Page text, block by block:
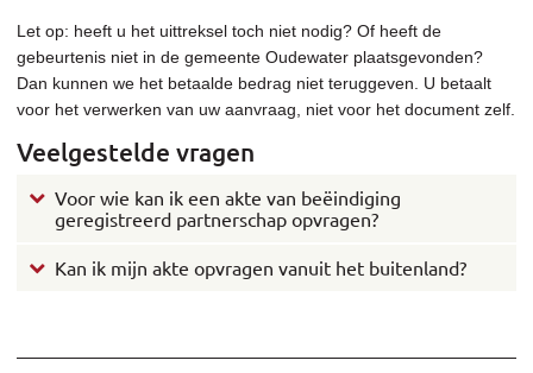
Let op: heeft u het uittreksel toch niet nodig? Of heeft de
gebeurtenis niet in de gemeente Oudewater plaatsgevonden?
Dan kunnen we het betaalde bedrag niet teruggeven. U betaalt
voor het verwerken van uw aanvraag, niet voor het document zelf.
Veelgestelde vragen
Voor wie kan ik een akte van beëindiging
geregistreerd partnerschap opvragen?
Kan ik mijn akte opvragen vanuit het buitenland?